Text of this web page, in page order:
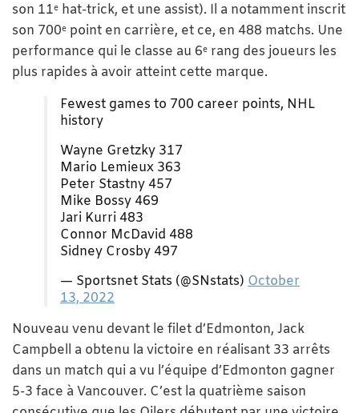
son 11e hat-trick, et une assist). Il a notamment inscrit
son 700e point en carrière, et ce, en 488 matchs. Une
performance qui le classe au 6e rang des joueurs les
plus rapides à avoir atteint cette marque.
Fewest games to 700 career points, NHL
history
Wayne Gretzky 317
Mario Lemieux 363
Peter Stastny 457
Mike Bossy 469
Jari Kurri 483
Connor McDavid 488
Sidney Crosby 497
— Sportsnet Stats (@SNstats) October
13, 2022
Nouveau venu devant le filet d’Edmonton, Jack
Campbell a obtenu la victoire en réalisant 33 arrêts
dans un match qui a vu l’équipe d’Edmonton gagner
5-3 face à Vancouver. C’est la quatrième saison